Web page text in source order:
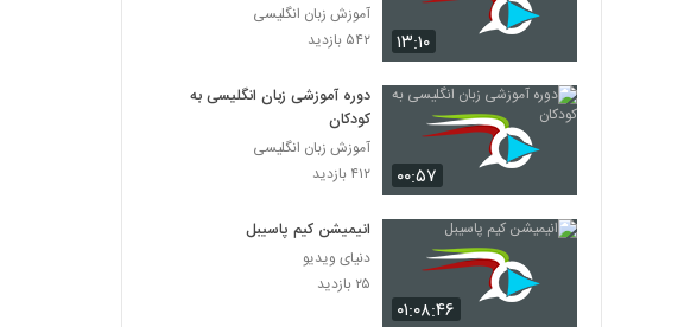
۱۳:۱۰
آموزش زبان انگلیسی
۵۴۲ بازدید
۰۰:۵۷
دوره آموزشی زبان انگلیسی به
کودکان
آموزش زبان انگلیسی
۴۱۲ بازدید
۰۱:۰۸:۴۶
انیمیشن کیم پاسیبل
دنیای ویدیو
۲۵ بازدید